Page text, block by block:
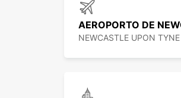
AEROPORTO DE